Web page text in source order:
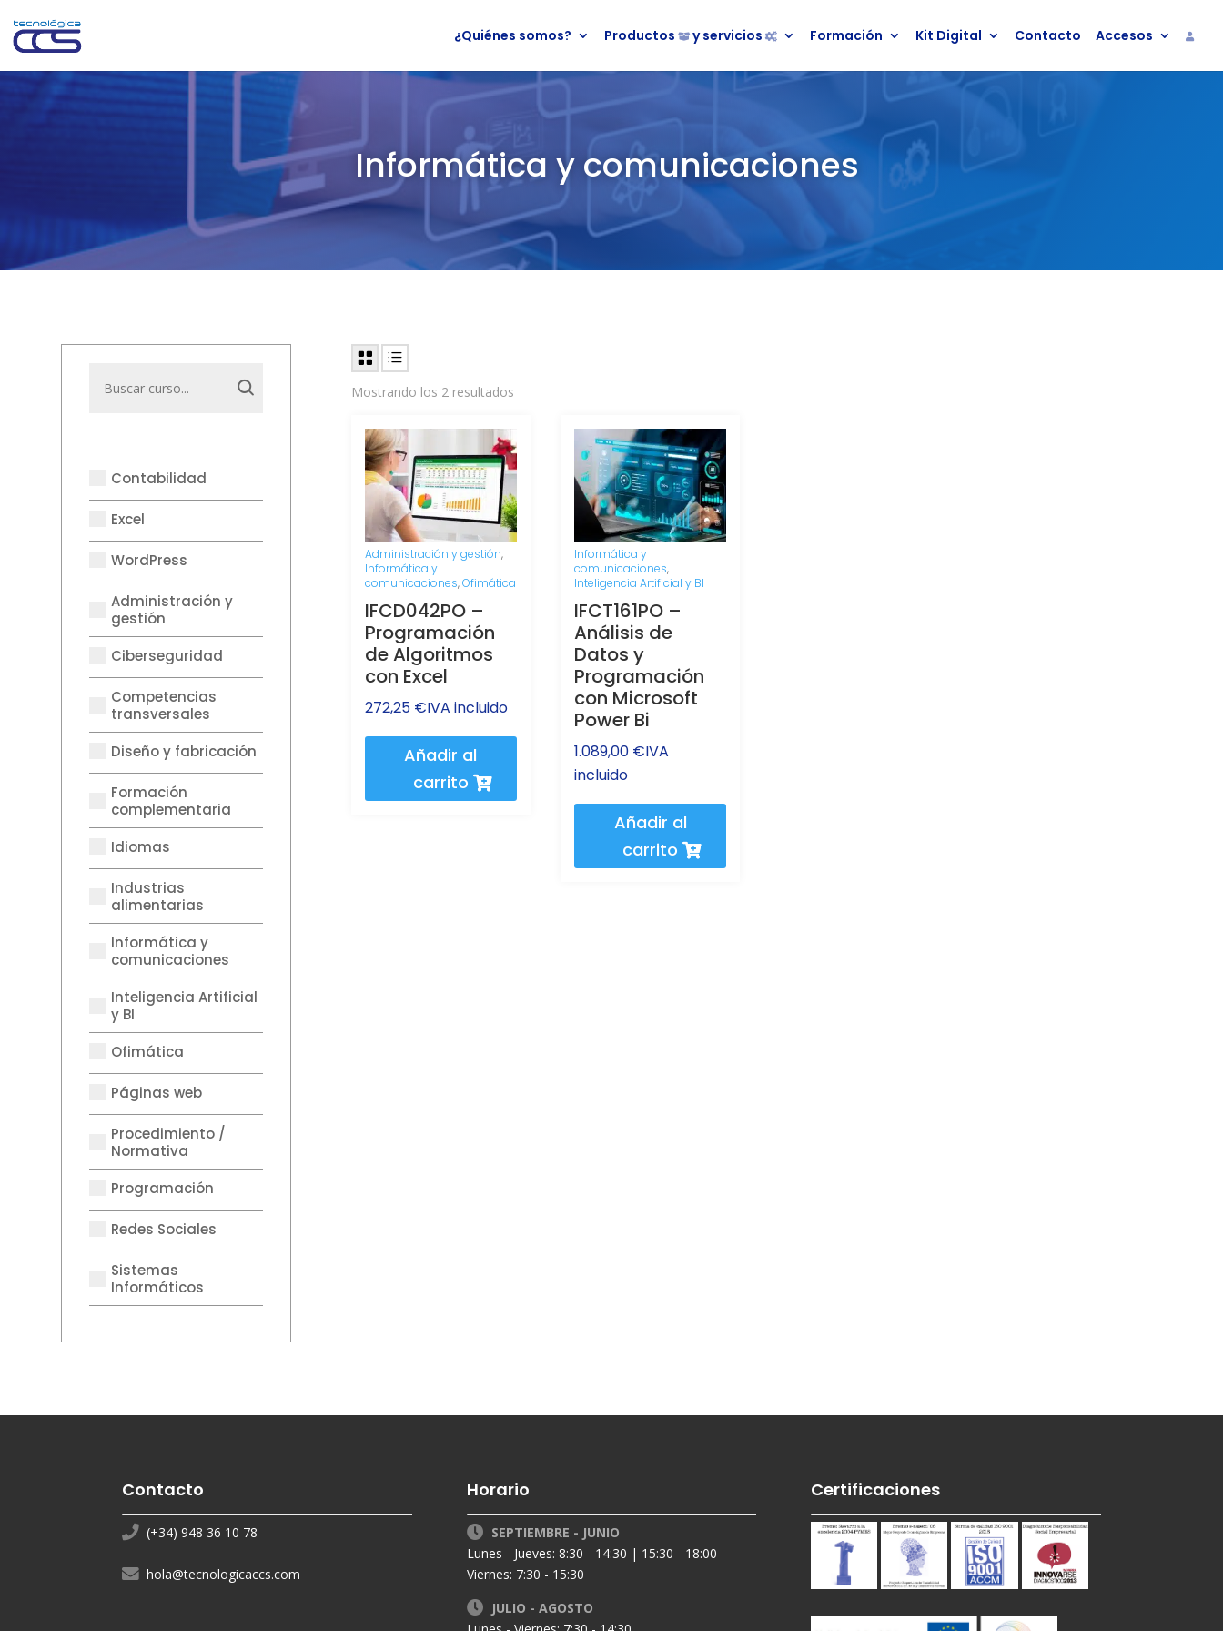
¿Quiénes somos? Productos y servicios Formación Kit Digital Contacto Accesos
Informática y comunicaciones
Contabilidad
Excel
WordPress
Administración y
gestión
Ciberseguridad
Competencias
transversales
Diseño y fabricación
Formación
complementaria
Idiomas
Industrias
alimentarias
Informática y
comunicaciones
Inteligencia Artificial
y BI
Ofimática
Páginas web
Procedimiento /
Normativa
Programación
Redes Sociales
Sistemas
Informáticos
Mostrando los 2 resultados
Administración y gestión,
Informática y
comunicaciones,Ofimática
IFCD042PO –
Programación
de Algoritmos
con Excel
272,25 €IVA incluido
Añadir al
carrito
Informática y
comunicaciones,
Inteligencia Artificial y BI
IFCT161PO –
Análisis de
Datos y
Programación
con Microsoft
Power Bi
1.089,00 €IVA
incluido
Añadir al
carrito
Contacto
(+34) 948 36 10 78
hola@tecnologicaccs.com
Horario
SEPTIEMBRE - JUNIO
Lunes - Jueves: 8:30 - 14:30 | 15:30 - 18:00
Viernes: 7:30 - 15:30
JULIO - AGOSTO
Certificaciones